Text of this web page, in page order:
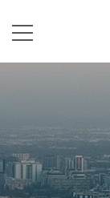
空
候变化
罗
谷
拉加斯
布扎比
特兰大
伯丁
目录
其礼律所事务所